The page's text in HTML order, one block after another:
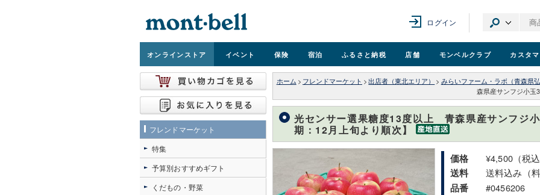
ログイン
オンラインストア イベント 保険 宿泊 ふるさと納税 店舗 モンベルクラブ カスタ
ホーム > フレンドマーケット > 出店者（東北エリア） > みらいファーム・ラボ（青森県弘
森県産サンフジ小玉
光センサー選果糖度13度以上 青森県産サンフジ
期：12月上旬より順次】
価格 ¥4,500（税込
送料 送料込み（
品番 #0456206
フレンドマーケット
特集
予算別おすすめギフト
くだもの・野菜